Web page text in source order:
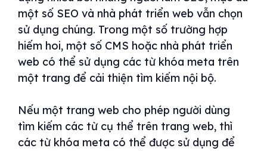
một số SEO và nhà phát triển web vẫn chọn
sử dụng chúng. Trong một số trường hợp
hiếm hoi, một số CMS hoặc nhà phát triển
web có thể sử dụng các từ khóa meta trên
một trang để cải thiện tìm kiếm nội bộ.
Nếu một trang web cho phép người dùng
tìm kiếm các từ cụ thể trên trang web, thì
các từ khóa meta có thể được sử dụng để